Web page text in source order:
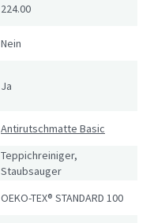
224.00
Nein
Ja
Antirutschmatte Basic
Teppichreiniger,
Staubsauger
OEKO-TEX® STANDARD 100